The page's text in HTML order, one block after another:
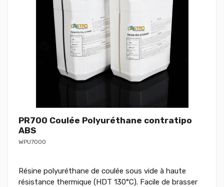
PR700 Coulée Polyuréthane contratipo
ABS
WPU7000
Résine polyuréthane de coulée sous vide à haute
résistance thermique (HDT 130°C). Facile de brasser